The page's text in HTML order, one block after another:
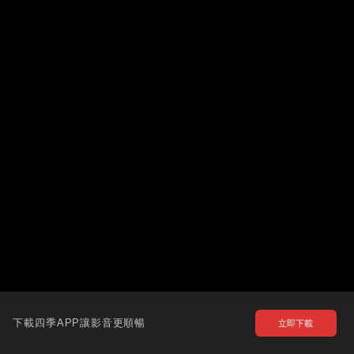
下載四季APP讓影音更順暢 立即下載